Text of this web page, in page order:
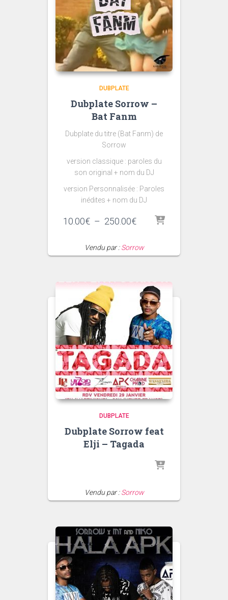
DUBPLATE
Dubplate Sorrow –
Bat Fanm
Dubplate du titre (Bat Fanm) de
Sorrow
version classique : paroles du
son original + nom du DJ
version Personnalisée : Paroles
inédites + nom du DJ
10.00€ – 250.00€Plage
10.00€
Vendu par :Sorrow
DUBPLATE
Dubplate Sorrow feat
Elji – Tagada
Vendu par :Sorrow